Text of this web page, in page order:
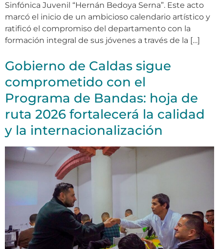
Sinfónica Juvenil “Hernán Bedoya Serna”. Este acto
marcó el inicio de un ambicioso calendario artístico y
ratificó el compromiso del departamento con la
formación integral de sus jóvenes a través de la […]
Gobierno de Caldas sigue
comprometido con el
Programa de Bandas: hoja de
ruta 2026 fortalecerá la calidad
y la internacionalización